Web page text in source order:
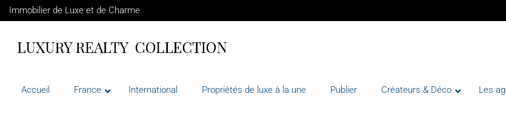
Immobilier de Luxe et de Charme
Accueil France International Propriétés de luxe à la une Publier Créateurs & Déco Les